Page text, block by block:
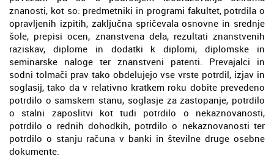
znanosti, kot so: predmetniki in programi fakultet, potrdila o
opravljenih izpitih, zaključna spričevala osnovne in srednje
šole, prepisi ocen, znanstvena dela, rezultati znanstvenih
raziskav, diplome in dodatki k diplomi, diplomske in
seminarske naloge ter znanstveni patenti. Prevajalci in
sodni tolmači prav tako obdelujejo vse vrste potrdil, izjav in
soglasij, tako da v relativno kratkem roku dobite prevedeno
potrdilo o samskem stanu, soglasje za zastopanje, potrdilo
o stalni zaposlitvi kot tudi potrdilo o nekaznovanosti,
potrdilo o rednih dohodkih, potrdilo o nekaznovanosti ter
potrdilo o stanju računa v banki in številne druge osebne
dokumente.